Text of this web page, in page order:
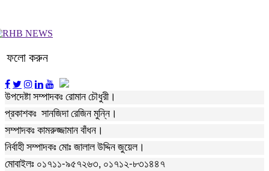
ফলো করুন
উপদেষ্টা সম্পাদকঃ রোমান চৌধুরী।
প্রকাশকঃ সানজিদা রেজিন মুন্নি।
সম্পাদকঃ কামরুজ্জামান বাঁধন।
নির্বাহী সম্পাদকঃ মোঃ জালাল উদ্দিন জুয়েল।
মোবাইলঃ ০১৭১১-৯৫৭২৬৩, ০১৭১২-৮৩১৪৪৭